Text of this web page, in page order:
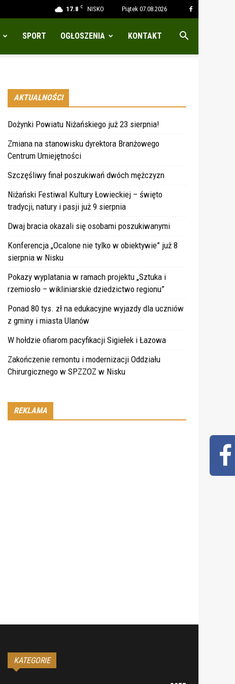
17.8 C NISKO Piątek 07.08.2026
SPORT OGŁOSZENIA KONTAKT
AKTUALNOŚCI
Dożynki Powiatu Niżańskiego już 23 sierpnia!
Zmiana na stanowisku dyrektora Branżowego
Centrum Umiejętności
Szczęśliwy finał poszukiwań dwóch mężczyzn
Niżański Festiwal Kultury Łowieckiej – święto
tradycji, natury i pasji już 9 sierpnia
Dwaj bracia okazali się osobami poszukiwanymi
Konferencja „Ocalone nie tylko w obiektywie” już 8
sierpnia w Nisku
Pokazy wyplatania w ramach projektu „Sztuka i
rzemiosło – wikliniarskie dziedzictwo regionu”
Ponad 80 tys. zł na edukacyjne wyjazdy dla uczniów
z gminy i miasta Ulanów
W hołdzie ofiarom pacyfikacji Sigiełek i Łazowa
Zakończenie remontu i modernizacji Oddziału
Chirurgicznego w SPZZOZ w Nisku
REKLAMA
KATEGORIE